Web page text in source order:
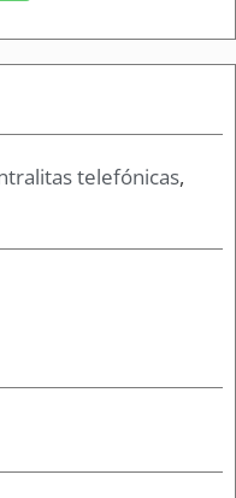
telefónicas,